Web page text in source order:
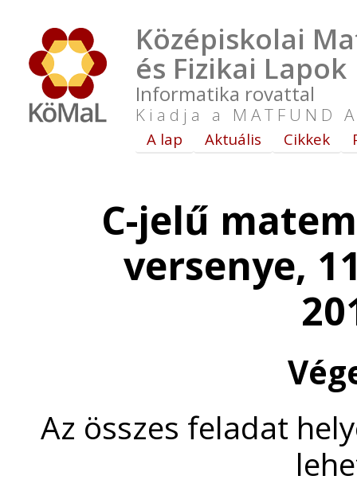
Középiskolai
és Fizikai Lapok
Informatika rovattal
Kiadja a MATFUND
A lap Aktuális Cikkek
C-jelű
versenye,
Az összes feladat